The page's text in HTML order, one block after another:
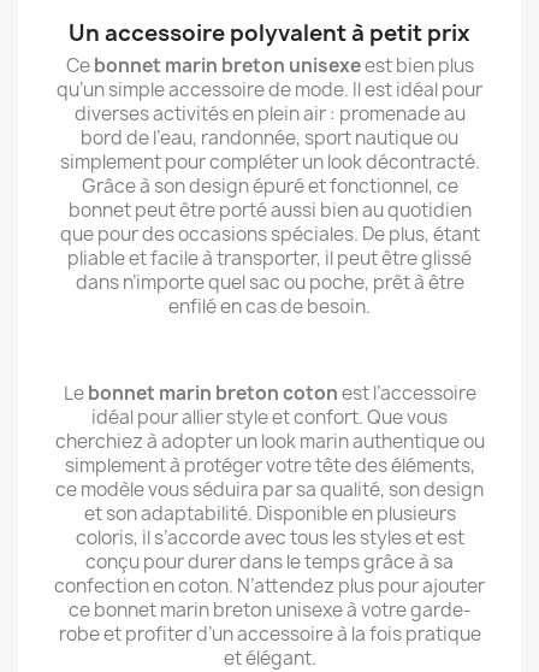
Un accessoire polyvalent à petit prix
Cebonnet marin breton unisexeest bien plus
qu’un simple accessoire de mode. Il est idéal pour
diverses activités en plein air : promenade au
bord de l’eau, randonnée, sport nautique ou
simplement pour compléter un look décontracté.
Grâce à son design épuré et fonctionnel, ce
bonnet peut être porté aussi bien au quotidien
que pour des occasions spéciales. De plus, étant
pliable et facile à transporter, il peut être glissé
dans n’importe quel sac ou poche, prêt à être
enfilé en cas de besoin.
Lebonnet marin breton cotonest l’accessoire
idéal pour allier style et confort. Que vous
cherchiez à adopter un look marin authentique ou
simplement à protéger votre tête des éléments,
ce modèle vous séduira par sa qualité, son design
et son adaptabilité. Disponible en plusieurs
coloris, il s’accorde avec tous les styles et est
conçu pour durer dans le temps grâce à sa
confection en coton. N’attendez plus pour ajouter
ce bonnet marin breton unisexe à votre garde-
robe et profiter d’un accessoire à la fois pratique
et élégant.